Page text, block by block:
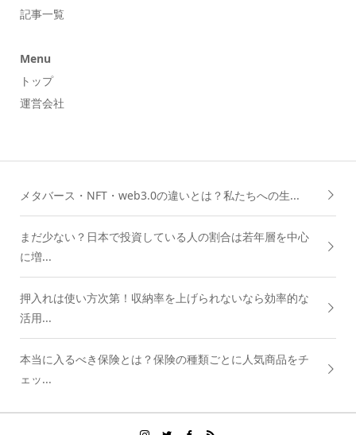
記事一覧
Menu
トップ
運営会社
メタバース・NFT・web3.0の違いとは？私たちへの生...
まだ少ない？日本で投資している人の割合は若年層を中心
に増...
押入れは使い方次第！収納率を上げられないなら効率的な
活用...
本当に入るべき保険とは？保険の種類ごとに人気商品をチ
ェッ...